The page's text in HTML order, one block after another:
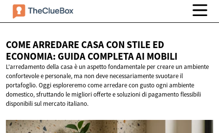
COME ARREDARE CASA CON STILE ED
ECONOMIA: GUIDA COMPLETAAI MOBILI
L'arredamento della casa è un aspetto fondamentale per creare un ambiente
confortevole e personale, ma non deve necessariamente svuotare il
portafoglio. Oggi esploreremo come arredare con gusto ogni ambiente
domestico, sfruttando le migliori offerte e soluzioni di pagamento flessibili
disponibili sul mercato italiano.